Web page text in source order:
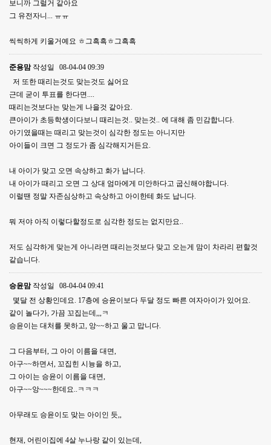
보니까 그럴거 같아요
그 유전자니... ㅠㅠ
씩씩하게 키울거예요 ㅎ그흑흑ㅎ그흑흑
준용맘 작성일
08-04-04 09:39
저 또한 때리는것도 맞는것도 싫어요
근데 굳이 투표를 한다면....
때리는것보다는 맞는게 나을것 같아요.
큰아이가 초등학생이다보니 때리는것.. 맞는것.. 에 대해 좀 민감합니다.
아기였을때는 때리고 맞는것이 심각한 정도는 아니지만
아이들이 크면 그 정도가 좀 심각해지거든요.
내 아이가 맞고 오면 속상하고 화가 납니다.
내 아이가 때리고 오면 그 상대 엄마에게 미안하다고 굽신해야합니다.
이럴땐 정말 자존심상하고 속상하고 아이한테 화도 납니다.
뭐 저야 아직 이렇다할정도로 심각한 정도는 없지만요..
저도 심각하게 맞는게 아니라면 때리는것보다 맞고 오는게 맘이 차라리 편할것
같습니다.
승윤맘 작성일
08-04-04 09:41
몇달 전 상황인데요. 17층에 승윤이보다 두달 정도 빠른 여자아이가 있어요.
같이 놀다가, 가끔 꼬집는데,,,ㅋ
승윤이는 대처를 못하고, 앙~~하고 울고 맙니다.
그 다음부터, 그 아이 이름을 대면,
아구~~하면서, 꼬집힌 시늉을 하고,
그 아이는 승윤이 이름을 대면,
아구~~앙~~~한데요..ㅋㅋㅋ
아무래도 승윤이도 맞는 아이인 듯,,
현재, 어린이집에 4살 누나랑 같이 있는데,